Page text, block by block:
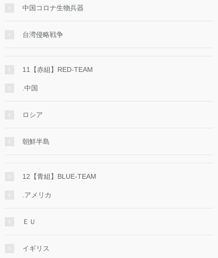
中国コロナ生物兵器
台湾侵略戦争
11【赤組】RED-TEAM
.中国
ロシア
朝鮮半島
12【青組】BLUE-TEAM
.アメリカ
ＥＵ
イギリス